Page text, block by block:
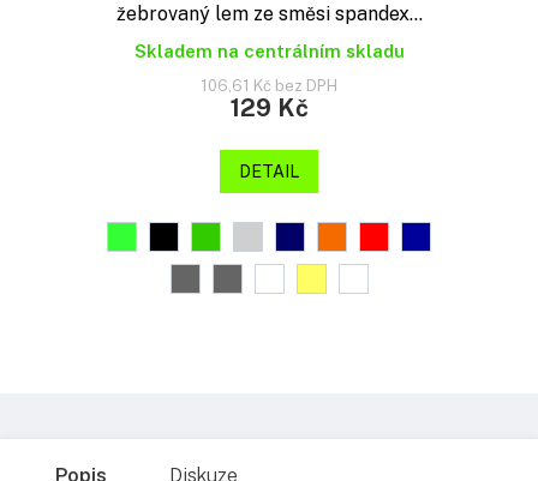
žebrovaný lem ze směsi spandex...
Skladem na centrálním skladu
106,61 Kč bez DPH
129 Kč
DETAIL
Popis Diskuze